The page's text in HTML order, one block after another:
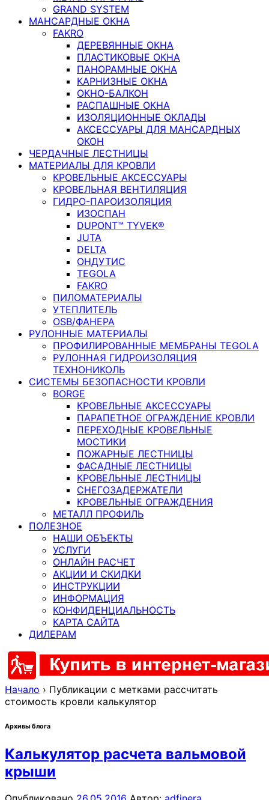
GRAND SYSTEM
МАНСАРДНЫЕ ОКНА
FAKRO
ДЕРЕВЯННЫЕ ОКНА
ПЛАСТИКОВЫЕ ОКНА
ПАНОРАМНЫЕ ОКНА
КАРНИЗНЫЕ ОКНА
ОКНО-БАЛКОН
РАСПАШНЫЕ ОКНА
ИЗОЛЯЦИОННЫЕ ОКЛАДЫ
АКСЕССУАРЫ ДЛЯ МАНСАРДНЫХ
ОКОН
ЧЕРДАЧНЫЕ ЛЕСТНИЦЫ
МАТЕРИАЛЫ ДЛЯ КРОВЛИ
КРОВЕЛЬНЫЕ АКСЕССУАРЫ
КРОВЕЛЬНАЯ ВЕНТИЛЯЦИЯ
ГИДРО-ПАРОИЗОЛЯЦИЯ
ИЗОСПАН
DUPONT™ TYVEK®
JUTA
DELTA
ОНДУТИС
TEGOLA
FAKRO
ПИЛОМАТЕРИАЛЫ
УТЕПЛИТЕЛЬ
OSB/ФАНЕРА
РУЛОННЫЕ МАТЕРИАЛЫ
ПРОФИЛИРОВАННЫЕ МЕМБРАНЫ TEGOLA
РУЛОННАЯ ГИДРОИЗОЛЯЦИЯ
ТЕХНОНИКОЛЬ
СИСТЕМЫ БЕЗОПАСНОСТИ КРОВЛИ
BORGE
КРОВЕЛЬНЫЕ АКСЕССУАРЫ
ПАРАПЕТНОЕ ОГРАЖДЕНИЕ КРОВЛИ
ПЕРЕХОДНЫЕ КРОВЕЛЬНЫЕ
МОСТИКИ
ПОЖАРНЫЕ ЛЕСТНИЦЫ
ФАСАДНЫЕ ЛЕСТНИЦЫ
КРОВЕЛЬНЫЕ ЛЕСТНИЦЫ
СНЕГОЗАДЕРЖАТЕЛИ
КРОВЕЛЬНЫЕ ОГРАЖДЕНИЯ
МЕТАЛЛ ПРОФИЛЬ
ПОЛЕЗНОЕ
НАШИ ОБЪЕКТЫ
УСЛУГИ
ОНЛАЙН РАСЧЕТ
АКЦИИ И СКИДКИ
ИНСТРУКЦИИ
ИНФОРМАЦИЯ
КОНФИДЕНЦИАЛЬНОСТЬ
КАРТА САЙТА
ДИЛЕРАМ
Начало › Публикации с метками рассчитать
стоимость кровли калькулятор
Архивы блога
Калькулятор расчета вальмовой
крыши